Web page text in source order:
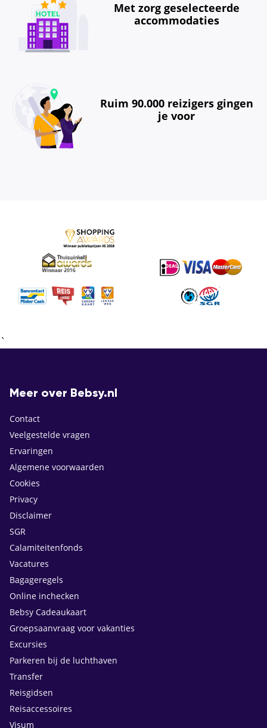
Met zorg geselecteerde
accommodaties
Ruim 90.000 reizigers gingen
je voor
`
Meer over Bebsy.nl
Contact
Veelgestelde vragen
Ervaringen
Algemene voorwaarden
Cookies
Privacy
Disclaimer
SGR
Calamiteitenfonds
Vacatures
Bagageregels
Online inchecken
Bebsy Cadeaukaart
Groepsaanvraag voor vakanties
Excursies
Parkeren bij de luchthaven
Transfer
Reisgidsen
Reisaccessoires
Visum